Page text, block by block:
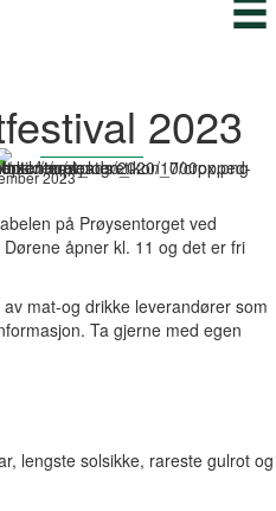
2023
2023
på Prøysentorget ved
åpner kl. 11 og det er fri
mat-og drikke leverandører som
Ta gjerne med egen
lengste solsikke, rareste gulrot og